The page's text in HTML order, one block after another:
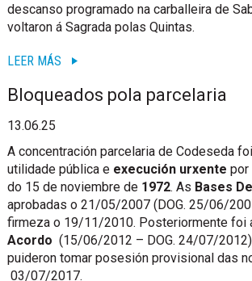
descanso programado na carballeira de
voltaron á Sagrada polas Quintas.
LEER MÁS
Bloqueados pola parcelaria
13.06.25
A concentración parcelaria de Codeseda
utilidade pública e execución urxente por
do 15 de noviembre de 1972. As Bases
aprobadas o 21/05/2007 (DOG. 25/06/
firmeza o 19/11/2010. Posteriormente foi
Acordo (15/06/2012 – DOG. 24/07/
puideron tomar posesión provisional das
03/07/2017.